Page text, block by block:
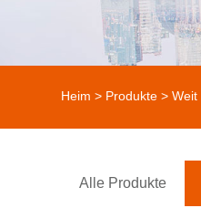
Heim > Produkte >Weit
Alle Produkte